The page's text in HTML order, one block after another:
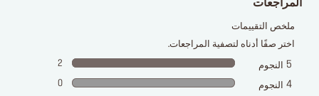
المراجعات
ملخص التقييمات
اختر صفًا أدناه لتصفية المراجعات.
5 النجوم 2
4 النجوم 0